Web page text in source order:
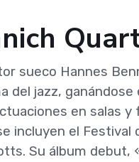
sueco Hannes
del jazz, ganándose
en salas y
incluyen el Festival
Su álbum debut,